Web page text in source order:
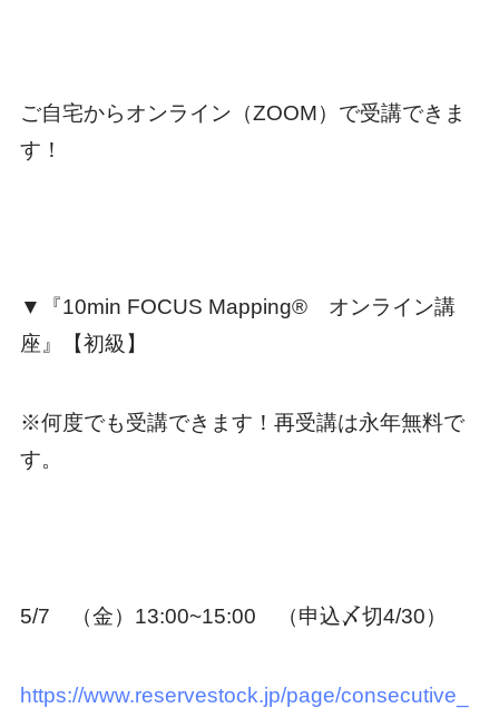
ご自宅からオンライン（ZOOM）で受講できま
す！
▼『10min FOCUS Mapping® オンライン講
座』【初級】
※何度でも受講できます！再受講は永年無料で
す。
5/7 （金）13:00~15:00 （申込〆切4/30）
https://www.reservestock.jp/page/consecutive_